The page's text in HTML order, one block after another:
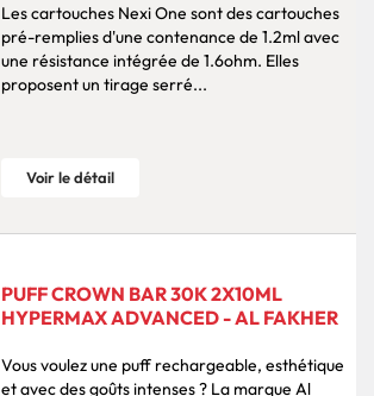
Les cartouches Nexi One sont des cartouches
pré-remplies d'une contenance de 1.2ml avec
une résistance intégrée de 1.6ohm. Elles
proposent un tirage serré...
Voir le détail
PUFF CROWN BAR 30K 2X10ML
HYPERMAX ADVANCED - AL FAKHER
Vous voulez une puff rechargeable, esthétique
et avec des goûts intenses ? La marque Al